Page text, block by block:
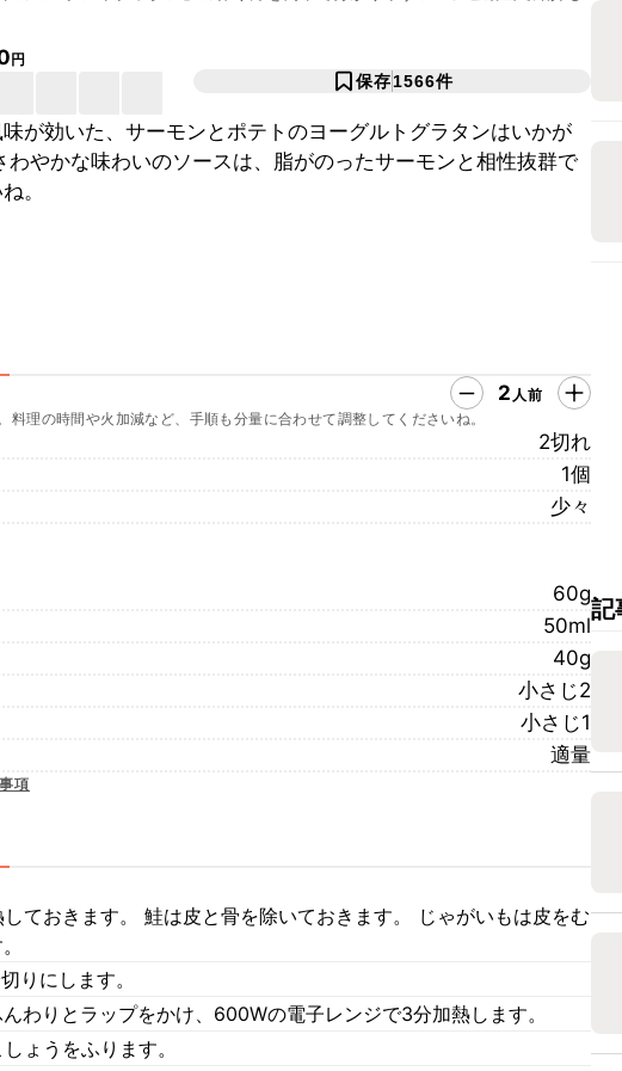
円
保存1566件
が効いた、サーモンとポテトのヨーグルトグラタンはいかが
わやかな味わいのソースは、脂がのったサーモンと相性抜群で
。
2 人前
料理の時間や火加減など、手順も分量に合わせて調整してくださいね。
2切れ
1個
少々
60g
50ml
40g
小さじ2
小さじ1
適量
項
ておきます。 鮭は皮と骨を除いておきます。 じゃがいもは皮をむ
りにします。
わりとラップをかけ、600Wの電子レンジで3分加熱します。
ょうをふります。
記